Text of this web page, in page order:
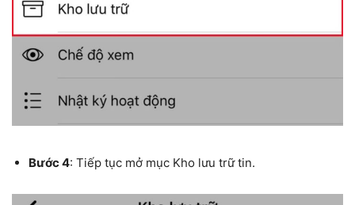
Bước 4: Tiếp tục mở mục Kho lưu trữ tin.